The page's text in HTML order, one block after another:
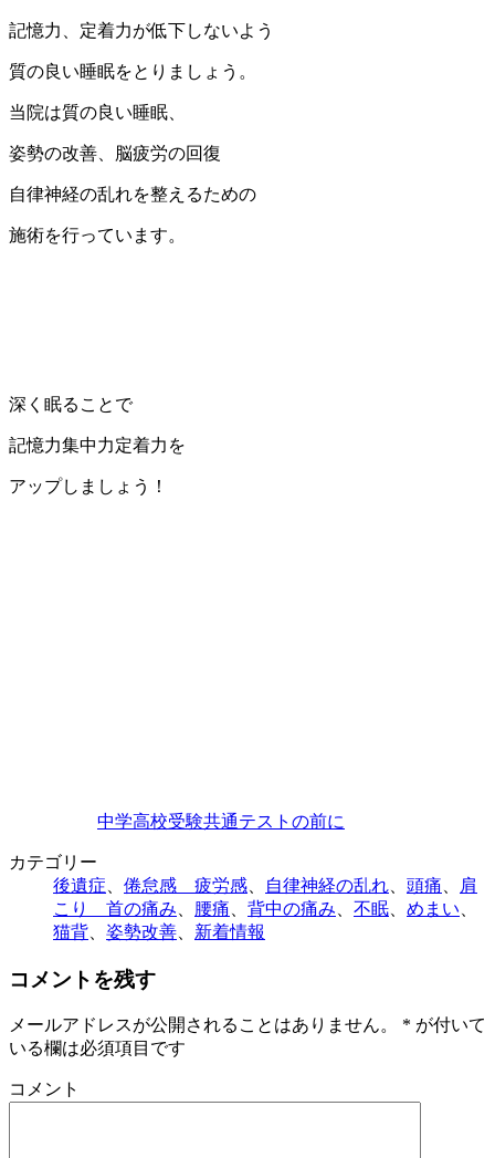
記憶力、定着力が低下しないよう
質の良い睡眠をとりましょう。
当院は質の良い睡眠、
姿勢の改善、脳疲労の回復
自律神経の乱れを整えるための
施術を行っています。
深く眠ることで
記憶力集中力定着力を
アップしましょう！
中学高校受験共通テストの前に
カテゴリー
後遺症
倦怠感 疲労感 自律神経の乱れ 頭痛
肩
こり 首の痛み
腰痛 背中の痛み 不眠 めまい
猫背
姿勢改善 新着情報
コメントを残す
メールアドレスが公開されることはありません。 * が付いて
いる欄は必須項目です
コメント